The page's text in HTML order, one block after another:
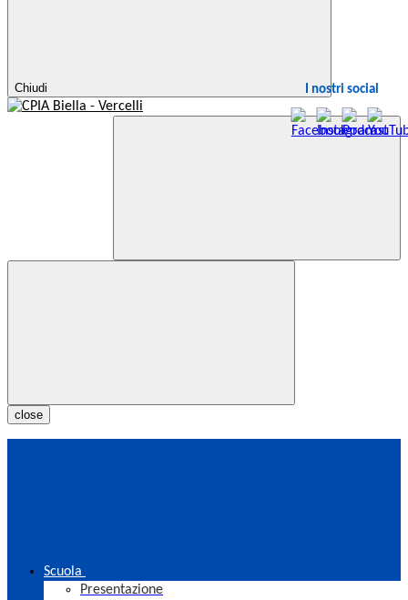
Chiudi I nostri social
close
Scuola
Presentazione